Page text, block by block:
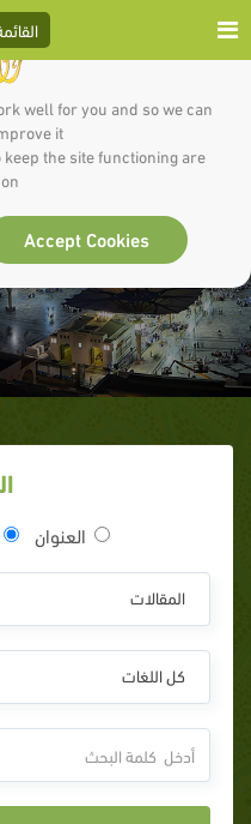
well for you and so we can
it.
the site functioning are
Accept Cookies
العنوان
المقالات
كل اللغات